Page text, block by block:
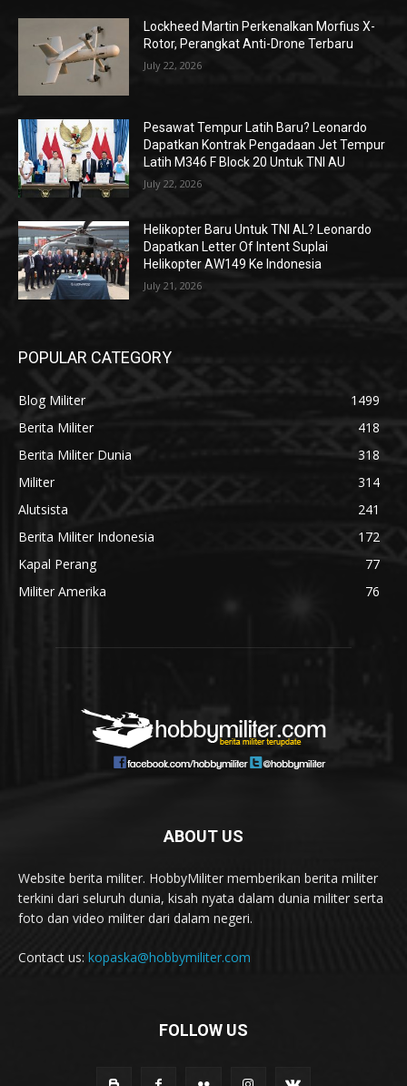
Lockheed Martin Perkenalkan Morfius X-
Rotor, Perangkat Anti-Drone Terbaru
July 22, 2026
Pesawat Tempur Latih Baru? Leonardo
Dapatkan Kontrak Pengadaan Jet Tempur
Latih M346 F Block 20 Untuk TNI AU
July 22, 2026
Helikopter Baru Untuk TNI AL? Leonardo
Dapatkan Letter Of Intent Suplai
Helikopter AW149 Ke Indonesia
July 21, 2026
POPULAR CATEGORY
Blog Militer
1499
Berita Militer
418
Berita Militer Dunia
318
Militer
314
Alutsista
241
Berita Militer Indonesia
172
Kapal Perang
77
Militer Amerika
76
ABOUT US
Website berita militer. HobbyMiliter memberikan berita militer
terkini dari seluruh dunia, kisah nyata dalam dunia militer serta
foto dan video militer dari dalam negeri.
Contact us: kopaska@hobbymiliter.com
FOLLOW US